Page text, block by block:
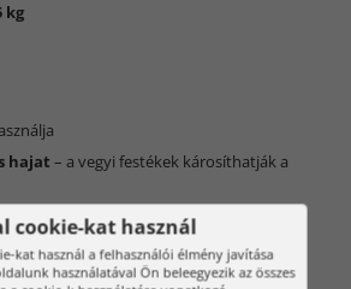
kg
hajat – a vegyi festékek károsíthatják a
érintkezést
cookie-kat használ
kat használ a felhasználói élmény javítása
használatával Ön beleegyezik az összes